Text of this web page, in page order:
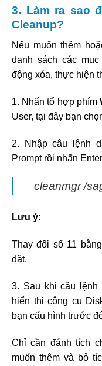
3. Làm ra sao
Cleanup?
Nếu muốn thêm
danh sách các
động xóa, thực hiện
1. Nhấn tổ hợp phím
User, tại đây bạn
2. Nhập câu lệnh
Prompt rồi nhấn
cleanmgr /
Lưu ý:
Thay đổi số 11
đặt.
3. Sau khi câu
hiển thị công cụ
bạn cấu hình trước
Chỉ cần đánh tích
muốn thêm và bỏ